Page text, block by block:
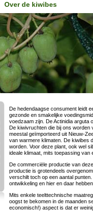
Over de kiwibes
De hedendaagse consument leidt
gezonde en smakelijke
voedzaam zijn. De Actinidia arguta
De kiwivruchten die bij ons worden
meestal geïmporteerd uit Nieuw-
van warmere klimaten. De kiwibes
worden. Voor deze plant, ook wel
ideale klimaat, mits toepassing van
De commerciële productie van
productie is grotendeels
verschilt toch op een aantal
ontwikkeling en hier en daar
Mits enkele teelttechnische
oogst te bekomen in de maanden
economisch!) aspect is dat er